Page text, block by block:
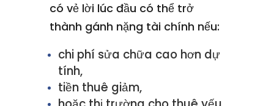
có vẻ lời lúc đầu có thể trở
thành gánh nặng tài chính nếu:
chi phí sửa chữa cao hơn dự
tính,
tiền thuê giảm,